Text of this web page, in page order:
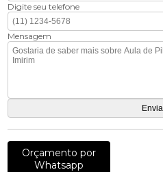
Digite seu telefone
Mensagem
Orçamento por
Whatsapp